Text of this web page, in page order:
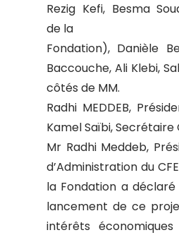
Rezig Kefi, Besma
de la
Fondation), Danièle
Baccouche, Ali Klebi,
côtés de MM.
Radhi MEDDEB,
Kamel Saïbi, Secrétaire
Mr Radhi Meddeb,
d’Administration du
la Fondation a déclaré
lancement de ce
intérêts